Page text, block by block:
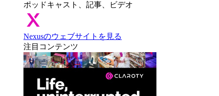
ポッドキャスト、記事、ビデオ
Nexusのウェブサイトを見る
注目コンテンツ